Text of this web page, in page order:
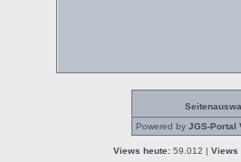
Powered by JGS-Portal
Views heute: 59.012 | Views